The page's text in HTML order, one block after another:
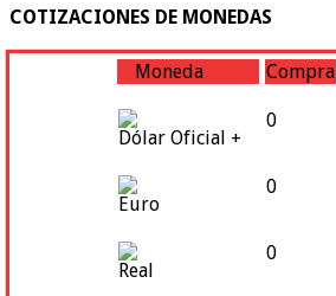
COTIZACIONES DE MONEDAS
Moneda Compra
Dólar Oficial +
0
Euro
0
Real
0